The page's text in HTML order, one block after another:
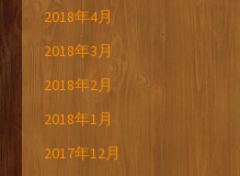
2018年4月
2018年3月
2018年2月
2018年1月
2017年12月